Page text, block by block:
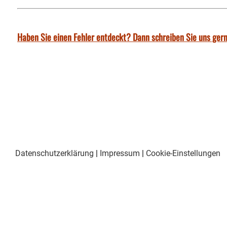
Haben Sie einen Fehler entdeckt? Dann schreiben Sie uns
Datenschutzerklärung | Impressum | Cookie-Einstellungen